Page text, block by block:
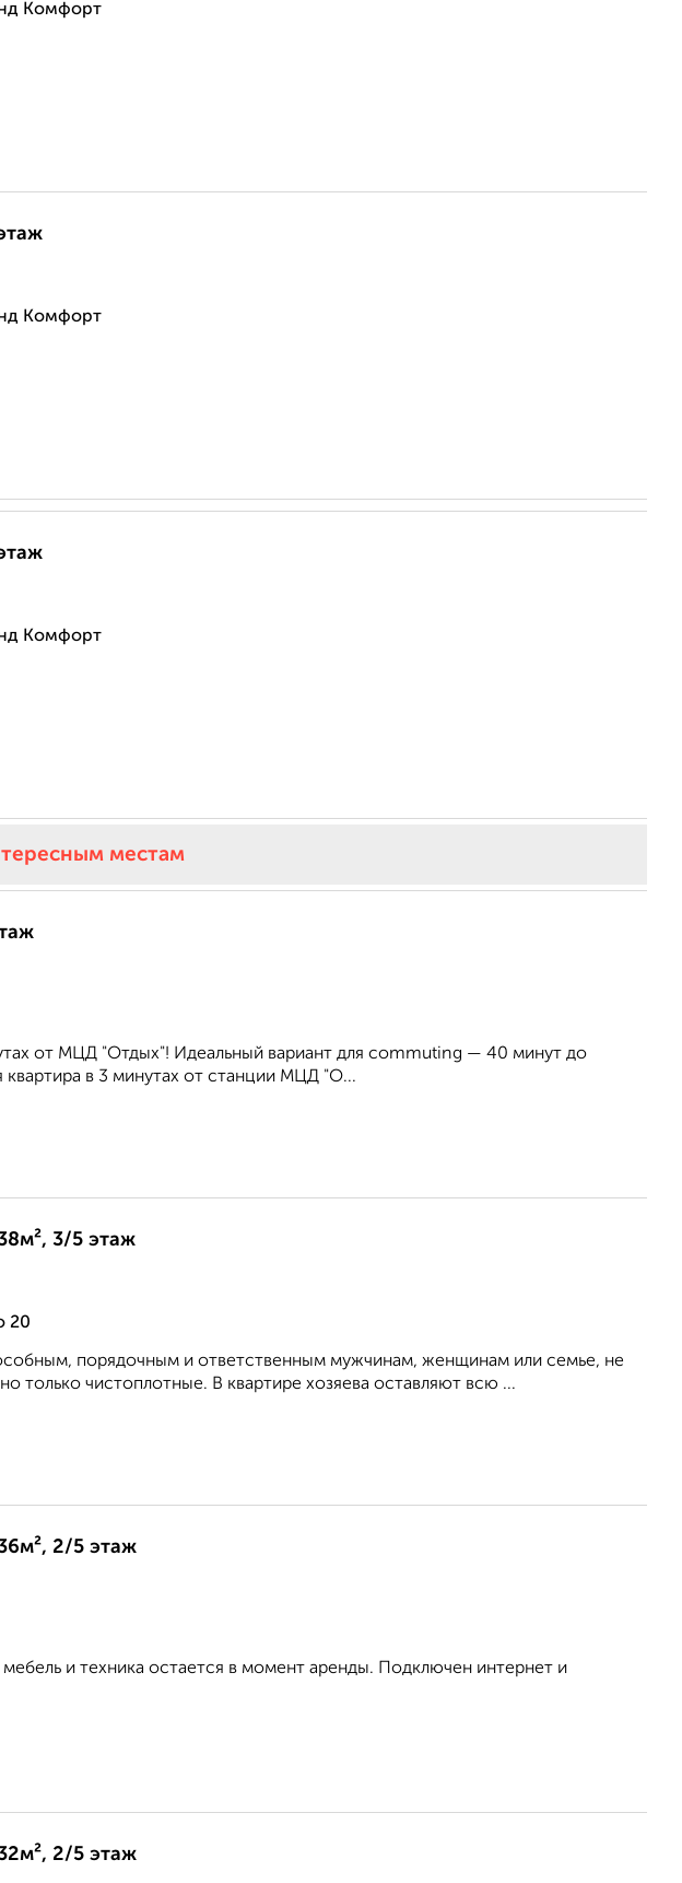
Комфорт
Комфорт
Комфорт
местам
от МЦД "Отдых"! Идеальный вариант для commuting — 40 минут до
в 3 минутах от станции МЦД "О...
3/5 этаж
20
порядочным и ответственным мужчинам, женщинам или семье, не
только чистоплотные. В квартире хозяева оставляют всю ...
2/5 этаж
и техника остается в момент аренды. Подключен интернет и
2/5 этаж